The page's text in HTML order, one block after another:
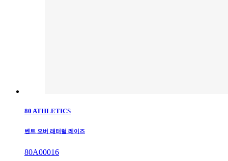
80 ATHLETICS
벤트 오버 래터럴 레이즈
80A00016